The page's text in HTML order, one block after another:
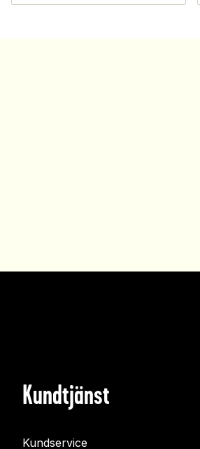
Kundtjänst
Kundservice